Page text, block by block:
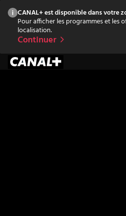
CANAL+ est disponible dans votre
Pour afficher les programmes et les
localisation.
Continuer